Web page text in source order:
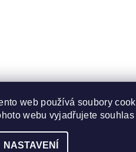
Obchodní
web používá soubory
webu vyjadřujete
NASTAVENÍ